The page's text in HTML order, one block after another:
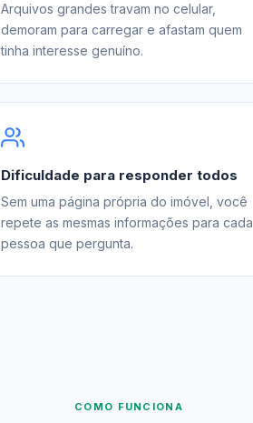
Arquivos grandes travam no celular,
demoram para carregar e afastam quem
tinha interesse genuíno.
Dificuldade para responder todos
Sem uma página própria do imóvel, você
repete as mesmas informações para cada
pessoa que pergunta.
COMO FUNCIONA